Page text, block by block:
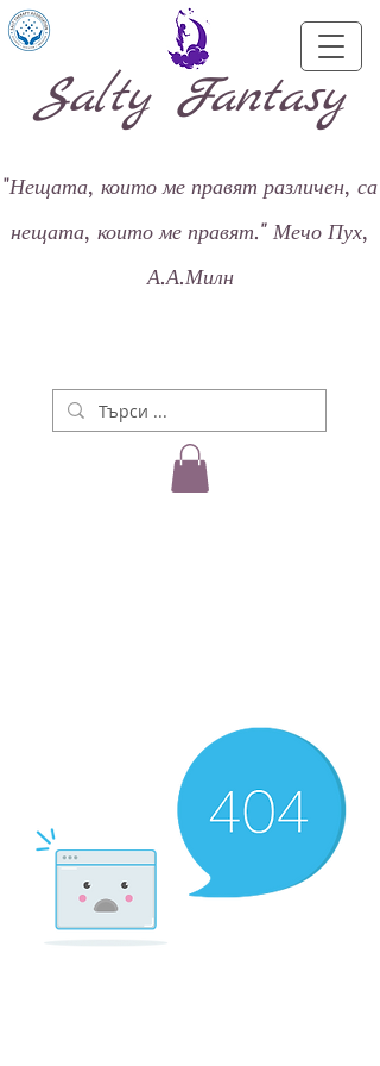
Salty Fantasy
"Нещата, които ме правят различен, са
нещата, които ме правят." Мечо Пух,
А.А.Милн